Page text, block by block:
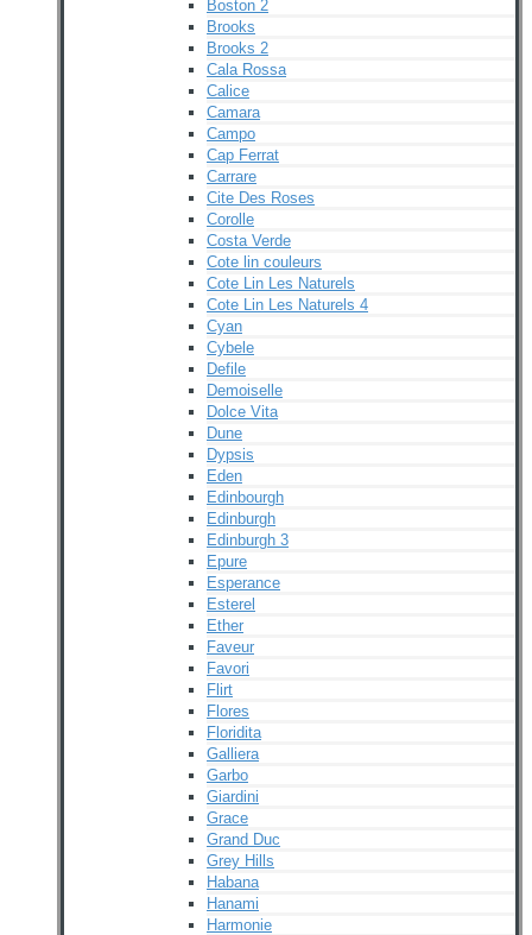
Boston 2
Brooks
Brooks 2
Cala Rossa
Calice
Camara
Campo
Cap Ferrat
Carrare
Cite Des Roses
Corolle
Costa Verde
Cote lin couleurs
Cote Lin Les Naturels
Cote Lin Les Naturels 4
Cyan
Cybele
Defile
Demoiselle
Dolce Vita
Dune
Dypsis
Eden
Edinbourgh
Edinburgh
Edinburgh 3
Epure
Esperance
Esterel
Ether
Faveur
Favori
Flirt
Flores
Floridita
Galliera
Garbo
Giardini
Grace
Grand Duc
Grey Hills
Habana
Hanami
Harmonie